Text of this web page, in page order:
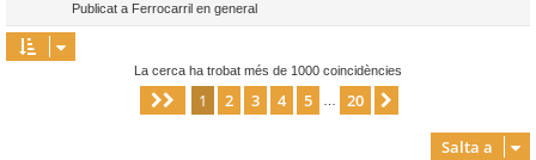
Publicat a Ferrocarril en general
La cerca ha trobat més de 1000 coincidències
Pàgina de 20
1 2 3 4 5 20
Salta a